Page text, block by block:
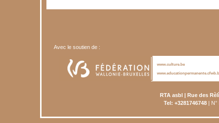
Avec le soutien de :
www.culture.be
RTA asbl | Rue des
Tel: +3281746748| N°